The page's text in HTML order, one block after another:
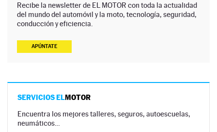
Recibe la newsletter de EL MOTOR con toda la actualidad
del mundo del automóvil y la moto, tecnología, seguridad,
conducción y eficiencia.
APÚNTATE
SERVICIOS ELMOTOR
Encuentra los mejores talleres, seguros, autoescuelas,
neumáticos…